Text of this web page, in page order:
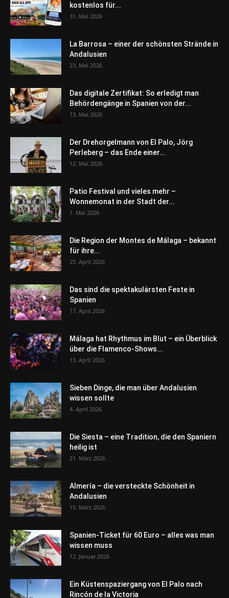
kostenlos für...
31. Mai 2026
La Barrosa – einer der schönsten Strände in
Andalusien
23. Mai 2026
Das digitale Zertifikat: So erledigt man
Behördengänge in Spanien von der...
13. Mai 2026
Der Drehorgelmann von El Palo, Jörg
Perleberg – das Ende einer...
12. Mai 2026
Patio Festival und vieles mehr –
Wonnemonat in der Stadt der...
1. Mai 2026
Die Region der Montes de Málaga – bekannt
für ihre...
25. April 2026
Das sind die spektakulärsten Feste in
Spanien
17. April 2026
Málaga hat Rhythmus im Blut – ein Überblick
über die Flamenco-Shows...
13. April 2026
Sieben Dinge, die man über Andalusien
wissen sollte
4. April 2026
Die Siesta – eine Tradition, die den Spaniern
heilig ist
21. März 2026
Almería – die versteckte Schönheit in
Andalusien
15. März 2026
Spanien-Ticket für 60 Euro – alles was man
wissen muss
12. Januar 2026
Ein Küstenspaziergang von El Palo nach
Rincón de la Victoria